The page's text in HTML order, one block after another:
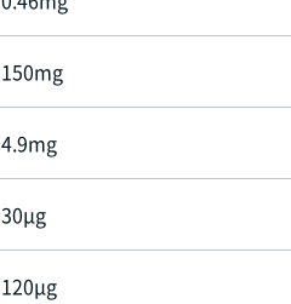
150mg
4.9mg
30μg
120μg